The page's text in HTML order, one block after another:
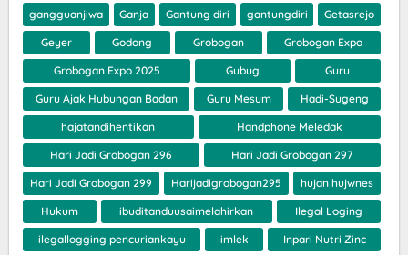
gangguanjiwa Ganja Gantung diri gantungdiri Getasrejo
Geyer Godong Grobogan Grobogan Expo
Grobogan Expo 2025 Gubug Guru
Guru Ajak Hubungan Badan Guru Mesum Hadi-Sugeng
hajatandihentikan Handphone Meledak
Hari Jadi Grobogan 296 Hari Jadi Grobogan 297
Hari Jadi Grobogan 299 Harijadigrobogan295 hujan hujwnes
Hukum ibuditanduusaimelahirkan Ilegal Loging
ilegallogging pencuriankayu imlek Inpari Nutri Zinc